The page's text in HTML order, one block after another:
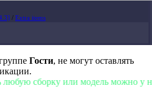
/ Extra items
Гости, не могут оставлять
сборку или модель можно у нас в